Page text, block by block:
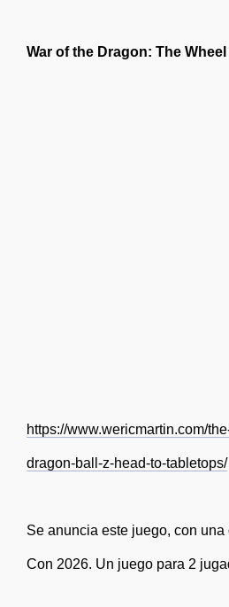
War of the Dragon: The
https://www.wericmartin.com/
dragon-ball-z-head-to-tabletops/
Se anuncia este juego, con
Con 2026. Un juego para 2